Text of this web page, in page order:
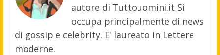
autore di Tuttouomini.it Si
occupa principalmente di news
di gossip e celebrity. E' laureato in Lettere
moderne.